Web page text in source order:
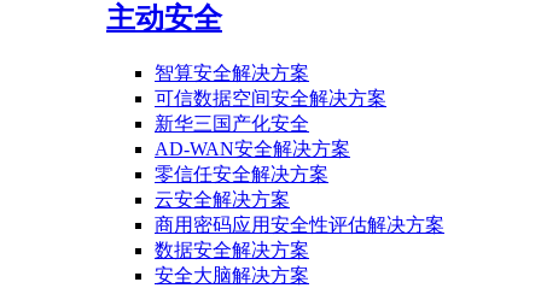
主动安全
智算安全解决方案
可信数据空间安全解决方案
新华三国产化安全
AD-WAN安全解决方案
零信任安全解决方案
云安全解决方案
商用密码应用安全性评估解决方案
数据安全解决方案
安全大脑解决方案